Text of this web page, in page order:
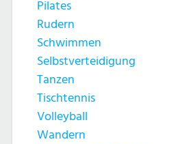
Pilates
Rudern
Schwimmen
Selbstverteidigung
Tanzen
Tischtennis
Volleyball
Wandern